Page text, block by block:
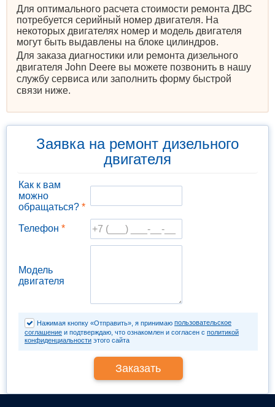
Для оптимального расчета стоимости ремонта ДВС
потребуется серийный номер двигателя. На
некоторых двигателях номер и модель двигателя
могут быть выдавлены на блоке цилиндров.
Для заказа диагностики или ремонта дизельного
двигателя John Deere вы можете позвонить в нашу
службу сервиса или заполнить форму быстрой
связи ниже.
Заявка на ремонт дизельного
двигателя
Как к вам
можно
обращаться? *
Телефон *
Модель
двигателя
Нажимая кнопку «Отправить», я принимаю пользовательское
соглашение и подтверждаю, что ознакомлен и согласен с политикой
конфиденциальности этого сайта